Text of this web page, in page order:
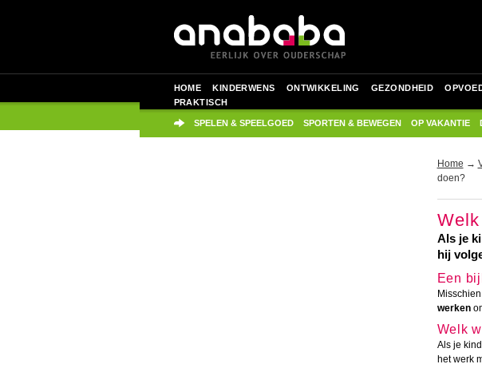
HOME KINDERWENS ONTWIKKELING GEZONDHEID
PRAKTISCH
SPELEN & SPEELGOED SPORTEN & BEWEGEN OP VAKANTIE
Home →
doen?
Als je
hij
Een
werken
Welk
Als je
het werk